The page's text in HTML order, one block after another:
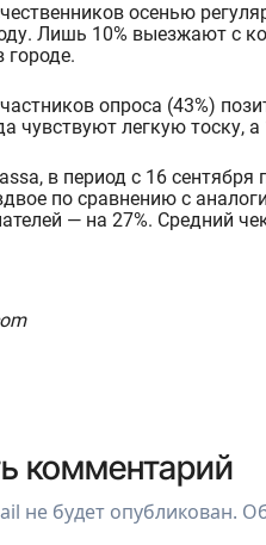
ков осенью
Лишь 10% выезжают с
городе.
опроса (43%)
чувствуют легкую тоску, а
в период с 16 сентября
по сравнению с
— на 27%. Средний
комментарий
не будет опубликован.